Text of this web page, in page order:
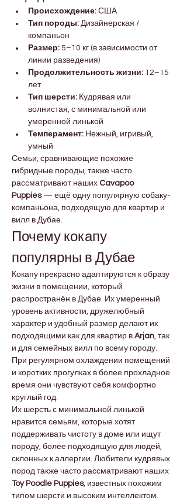
Происхождение: США
Тип породы: Дизайнерская /
компаньон
Размер: 5–10 кг (в зависимости от
линии разведения)
Продолжительность жизни: 12–15
лет
Тип шерсти: Кудрявая или
волнистая, с минимальной или
умеренной линькой
Темперамент: Нежный, игривый,
умный
Семьи, сравнивающие похожие
гибридные породы, также часто
рассматривают наших Cavapoo
Puppies — ещё одну популярную собаку-
компаньона, подходящую для квартир и
вилл в Дубае.
Почему кокапу
популярны в Дубае
Кокапу прекрасно адаптируются к образу
жизни в помещении, который
распространён в Дубае. Их умеренный
уровень активности, дружелюбный
характер и удобный размер делают их
подходящими как для квартир в Arjan, так
и для семейных вилл по всему городу.
При регулярном охлаждении помещений
и коротких прогулках в более прохладное
время они чувствуют себя комфортно
круглый год.
Их шерсть с минимальной линькой
нравится семьям, которые хотят
поддерживать чистоту в доме или ищут
породу, более подходящую для людей,
склонных к аллергии. Любители кудрявых
пород также часто рассматривают наших
Toy Poodle Puppies, известных похожим
типом шерсти и высоким интеллектом.